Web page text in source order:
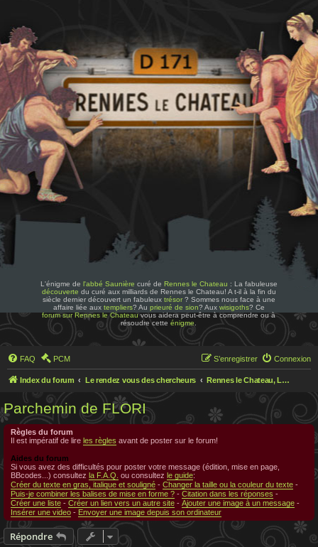
L'énigme de l'abbé Saunière curé de Rennes le Chateau : La fabuleuse
découverte du curé aux milliards de Rennes le Chateau! A t-il à la fin du
siècle dernier découvert un fabuleux trésor? Sommes nous face à une
affaire liée aux templiers? Au prieuré de sion? Aux wisigoths? Ce
forum sur Rennes le Chateauvous aidera peut-être à comprendre ou à
résoudre cetteénigme
FAQ PCM Connexion
S’enregistrer
Index du forum Le rendez vous des chercheurs Rennes le Chateau, Le rendez-vous des chercheurs
Parchemin de FLORI
Règles du forum
Il est impératif de lire les règles avant de poster sur le forum!
Aides du forum
Si vous avez des difficultés pour poster votre message (édition, mise en page,
BBcodes...) consultez la F.A.Q. ou consultez le guide:
Créer du texte en gras, italique et souligné - Changer la taille ou la couleur du texte -
Puis-je combiner les balises de mise en forme ? - Citation dans les réponses -
Créer une liste - Créer un lien vers un autre site - Ajouter une image à un message -
Insérer une video - Envoyer une image depuis son ordinateur
Répondre